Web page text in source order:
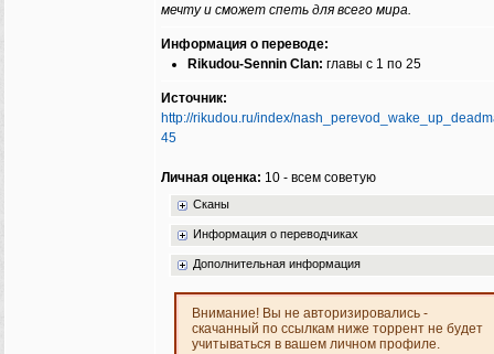
мечту и сможет спеть для всего мира.
Информация о переводе:
Rikudou-Sennin Clan: главы с 1 по 25
Источник:
http://rikudou.ru/index/
45
Личная оценка: 10 - всем советую
Сканы
Информация о переводчиках
Дополнительная информация
Внимание! Вы не авторизировались -
скачанный по ссылкам ниже торрент не будет
учитываться в вашем личном профиле.